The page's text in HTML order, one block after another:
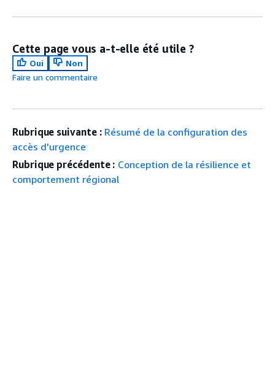
Cette page vous a-t-elle été utile ?
Oui
Non
Faire un commentaire
Rubrique suivante : Résumé de la configuration des
accès d'urgence
Rubrique précédente : Conception de la résilience et
comportement régional